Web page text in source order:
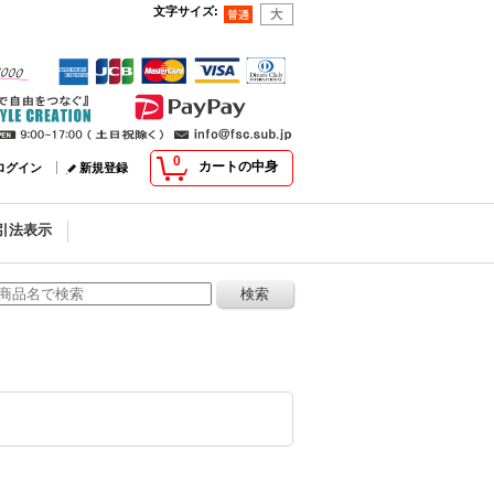
文字サイズ:
0 カートの中身
グイン 新規登録
法表示